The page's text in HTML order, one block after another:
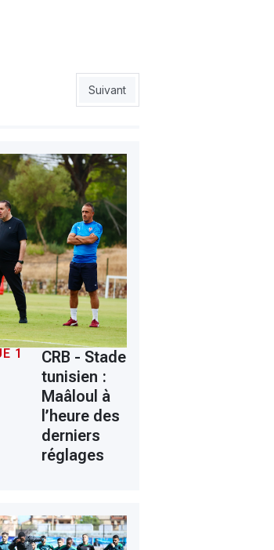
Article suivant : CRB: Le Chabab
Suivant
1
CRB - Stade
tunisien :
Maâloul à
l’heure des
derniers
réglages